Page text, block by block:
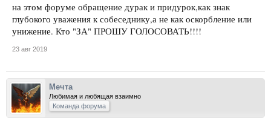
на этом форуме обращение дурак и придурок,как знак
глубокого уважения к собеседнику,а не как оскорбление или
унижение. Кто "ЗА" ПРОШУ ГОЛОСОВАТЬ!!!!
23 авг 2019
Мечта
Любимая и любящая взаимно
Команда форума